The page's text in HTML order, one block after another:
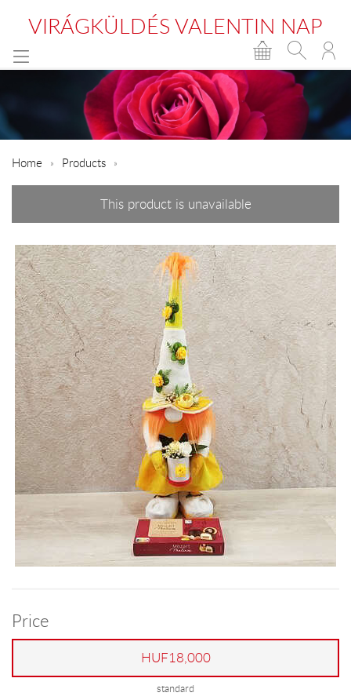
VIRÁGKÜLDÉS VALENTIN NAP
Home Products
This product is unavailable
Price
HUF18,000
standard